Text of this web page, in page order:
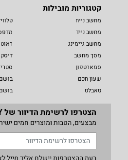
קטגוריות מובילות
מחשב נייח
מחשב נייד
מחשב גיימינג
מסך מחשב
סמארטפון
שעון חכם
טאבלט
דיסק
הצטרפו לרשימת הדיוור של IVORY
מבצעים, הטבות ומוצרים חמים